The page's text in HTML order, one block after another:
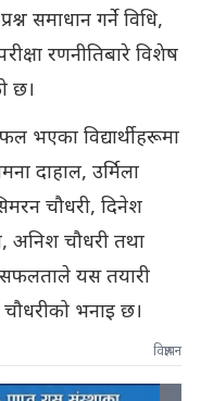
समाधान गर्ने विधि,
रणनीतिबारे विशेष
छ।
भएका विद्यार्थीहरूमा
दाहाल, उर्मिला
चौधरी, दिनेश
अनिश चौधरी तथा
यस तयारी
चौधरीको भनाइ छ।
विज्ञापन